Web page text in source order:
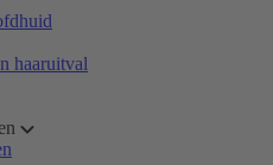
haaruitval